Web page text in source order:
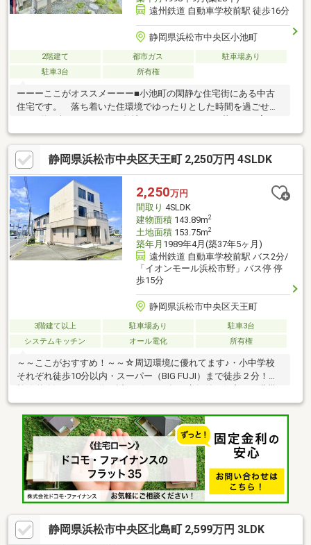
遠州鉄道 自動車学校前駅 徒歩16分
静岡県浜松市中央区小池町
2階建て 都市ガス
駐車場あり
駐車3台
所有権
ーーーここがオススメーーー■小池町の閑静な住宅街にある中古
住宅です。 落ち着いた住環境でゆったりとした時間を過ごせま
現。 車種によってはお車3台駐車可能です！■土地利用をご検討
の方もお気軽にご相談ください。 解体・測量後のお引渡しにつ
き、安心して建築計画を進められます。□周辺にはスーパーやコ
ンビニ、ドラッグストアなどの商業施設が多数あり 日々のお買
い物にも便利な住環境です。イオンモール浜松市野まで徒歩5
分。 ＼是非お気軽にお問い合わせ下さい／ ー
U2JAPAN株式会社 浜松店ー
静岡県浜松市中央区天王町 2,250万円 4SLDK
2,250万円
間取り 4SLDK
建物面積143.89m2
土地面積153.75m2
築年月 1989年4月(築37年5ヶ月)
遠州鉄道 自動車学校前駅 バス2分/
「イオンモール浜松市野」バス停 停
歩15分
静岡県浜松市中央区天王町
3階建て以上 駐車場あり
駐車3台
システムキッチン
オール電化 所有権
～～ここがおすすめ！～～☆周辺環境に優れてます♪・小中学校
それぞれ徒歩10分以内・スーパー（BIG FUJI）まで徒歩２分！・
住宅へフルリフォーム！☆境界確定済み。隣地との境が明示され
ています！☆敷地の両面が道路に接しているために陽当り良好。
☆給湯器はエコキュート設置済み。◆ はじめての住宅購入も丁寧
にサポートします ◇ ローンの相談からリフォームまで一括対
応 ＼お気軽にお問い合わせください♪
／ ー U2JAPAN株式会社 浜松店 ー
静岡県浜松市中央区北島町 2,599万円 3LDK